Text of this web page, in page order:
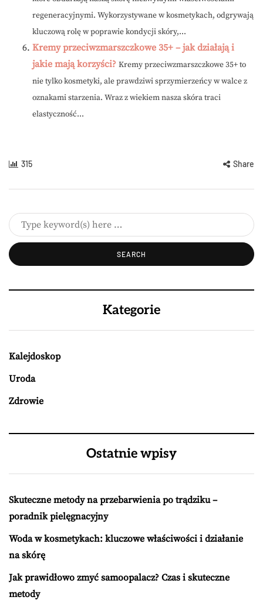
regeneracyjnymi. Wykorzystywane w kosmetykach, odgrywają
kluczową rolę w poprawie kondycji skóry,...
Kremy przeciwzmarszczkowe 35+ – jak działają i
jakie mają korzyści? Kremy przeciwzmarszczkowe 35+ to
nie tylko kosmetyki, ale prawdziwi sprzymierzeńcy w walce z
oznakami starzenia. Wraz z wiekiem nasza skóra traci
elastyczność...
315 Share
Kategorie
Kalejdoskop
Uroda
Zdrowie
Ostatnie wpisy
Skuteczne metody na przebarwienia po trądziku –
poradnik pielęgnacyjny
Woda w kosmetykach: kluczowe właściwości i działanie
na skórę
Jak prawidłowo zmyć samoopalacz? Czas i skuteczne
metody